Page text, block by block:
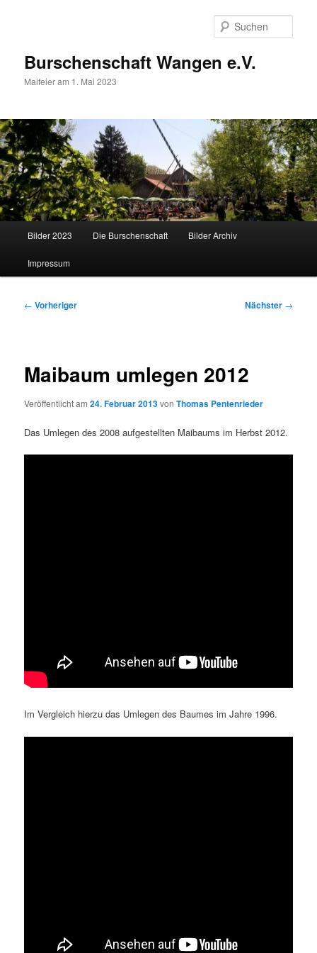
Burschenschaft Wangen e.V.
Maifeier am 1. Mai 2023
Bilder 2023 Die Burschenschaft Bilder Archiv
Impressum
Beitragsnavigation
← Vorheriger Nächster →
Maibaum umlegen 2012
Veröffentlicht am24. Februar 2013vonThomas Pentenrieder
Das Umlegen des 2008 aufgestellten Maibaums im Herbst 2012.
Im Vergleich hierzu das Umlegen des Baumes im Jahre 1996.